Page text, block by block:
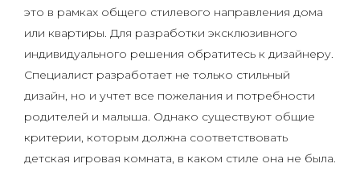
это в рамках общего стилевого направления дома
или квартиры. Для разработки эксклюзивного
индивидуального решения обратитесь к дизайнеру.
Специалист разработает не только стильный
дизайн, но и учтет все пожелания и потребности
родителей и малыша. Однако существуют общие
критерии, которым должна соответствовать
детская игровая комната, в каком стиле она не была.